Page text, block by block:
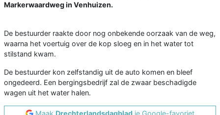
Markerwaardweg in Venhuizen.
De bestuurder raakte door nog onbekende oorzaak van de weg,
waarna het voertuig over de kop sloeg en in het water tot
stilstand kwam.
De bestuurder kon zelfstandig uit de auto komen en bleef
ongedeerd. Een bergingsbedrijf zal de zwaar beschadigde
wagen uit het water halen.
Maak Drechterlandsdagblad je Google-favoriet